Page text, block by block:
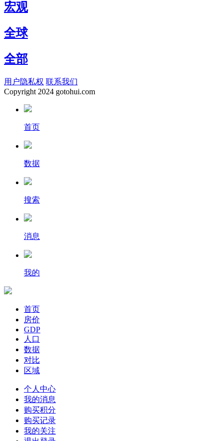
宏观
全球
全部
用户隐私权 联系我们
Copyright 2024 gotohui.com
首页
数据
搜索
消息
我的
首页
房价
GDP
人口
数据
对比
区域
个人中心
我的消息
购买积分
购买记录
我的关注